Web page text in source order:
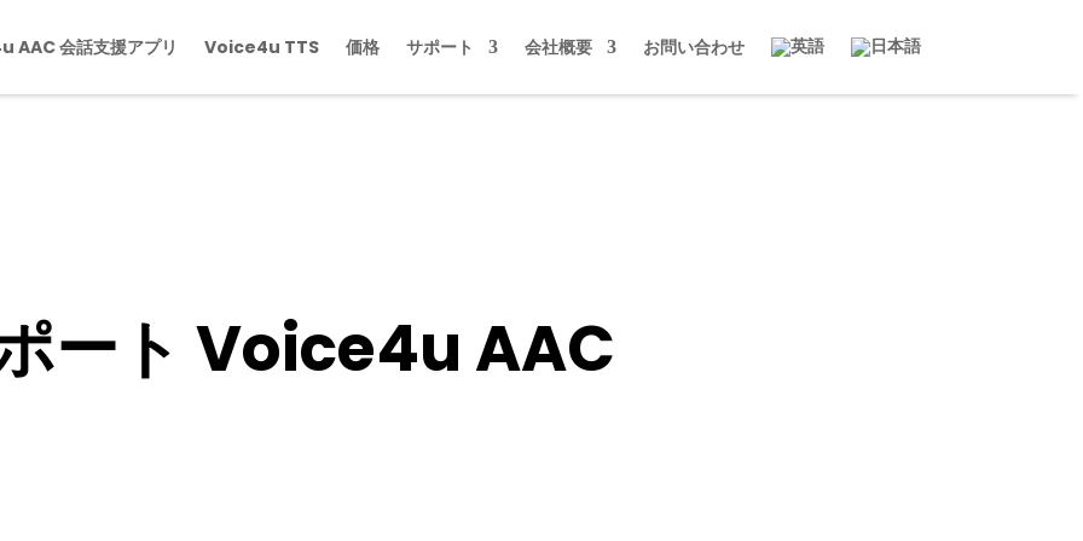
AAC 会話支援アプリ Voice4u TTS 価格 サポート 会社概要 お問い合わせ
ート Voice4u AAC